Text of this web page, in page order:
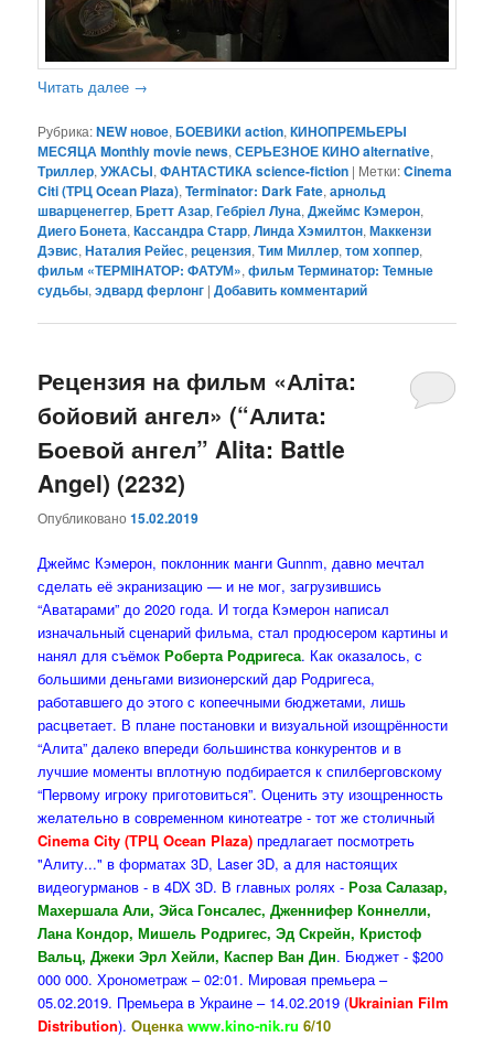
Читать далее →
Рубрика:NEW новое,БОЕВИКИ action,КИНОПРЕМЬЕРЫ
МЕСЯЦА Monthly movie news,СЕРЬЕЗНОЕ КИНО alternative,
Триллер,УЖАСЫ,ФАНТАСТИКА science-fiction | Метки:Cinema
Citi (ТРЦ Ocean Plaza),Terminator: Dark Fate,арнольд
шварценеггер,Бретт Азар,Гебріел Луна,Джеймс Кэмерон,
Диего Бонета,Кассандра Старр,Линда Хэмилтон,Маккензи
Дэвис,Наталия Рейес,рецензия,Тим Миллер,том хоппер,
фильм «ТЕРМІНАТОР: ФАТУМ»,фильм Терминатор: Темные
судьбы,эдвард ферлонг |Добавить комментарий
Рецензия на фильм «Аліта:
бойовий ангел» (“Алита:
Боевой ангел” Alita: Battle
Angel) (2232)
Опубликовано15.02.2019
Джеймс Кэмерон, поклонник манги Gunnm, давно мечтал
сделать её экранизацию — и не мог, загрузившись
“Аватарами” до 2020 года. И тогда Кэмерон написал
изначальный сценарий фильма, стал продюсером картины и
нанял для съёмокРоберта Родригеса. Как оказалось, с
большими деньгами визионерский дар Родригеса,
работавшего до этого с копеечными бюджетами, лишь
расцветает. В плане постановки и визуальной изощрённости
“Алита” далеко впереди большинства конкурентов и в
лучшие моменты вплотную подбирается к спилберговскому
“Первому игроку приготовиться”. Оценить эту изощренность
желательно в современном кинотеатре - тот же столичный
Cinema City (ТРЦ Ocean Plaza) предлагает посмотреть
"Алиту..." в форматах 3D, Laser 3D, а для настоящих
видеогурманов - в 4DX 3D. В главных ролях -Роза Салазар,
Махершала Али, Эйса Гонсалес, Дженнифер Коннелли,
Лана Кондор, Мишель Родригес, Эд Скрейн, Кристоф
Вальц, Джеки Эрл Хейли, Каспер Ван Дин. Бюджет - $200
000 000. Хронометраж – 02:01. Мировая премьера –
05.02.2019. Премьера в Украине – 14.02.2019 (Ukrainian Film
Distribution).Оценкаwww.kino-nik.ru 6/10